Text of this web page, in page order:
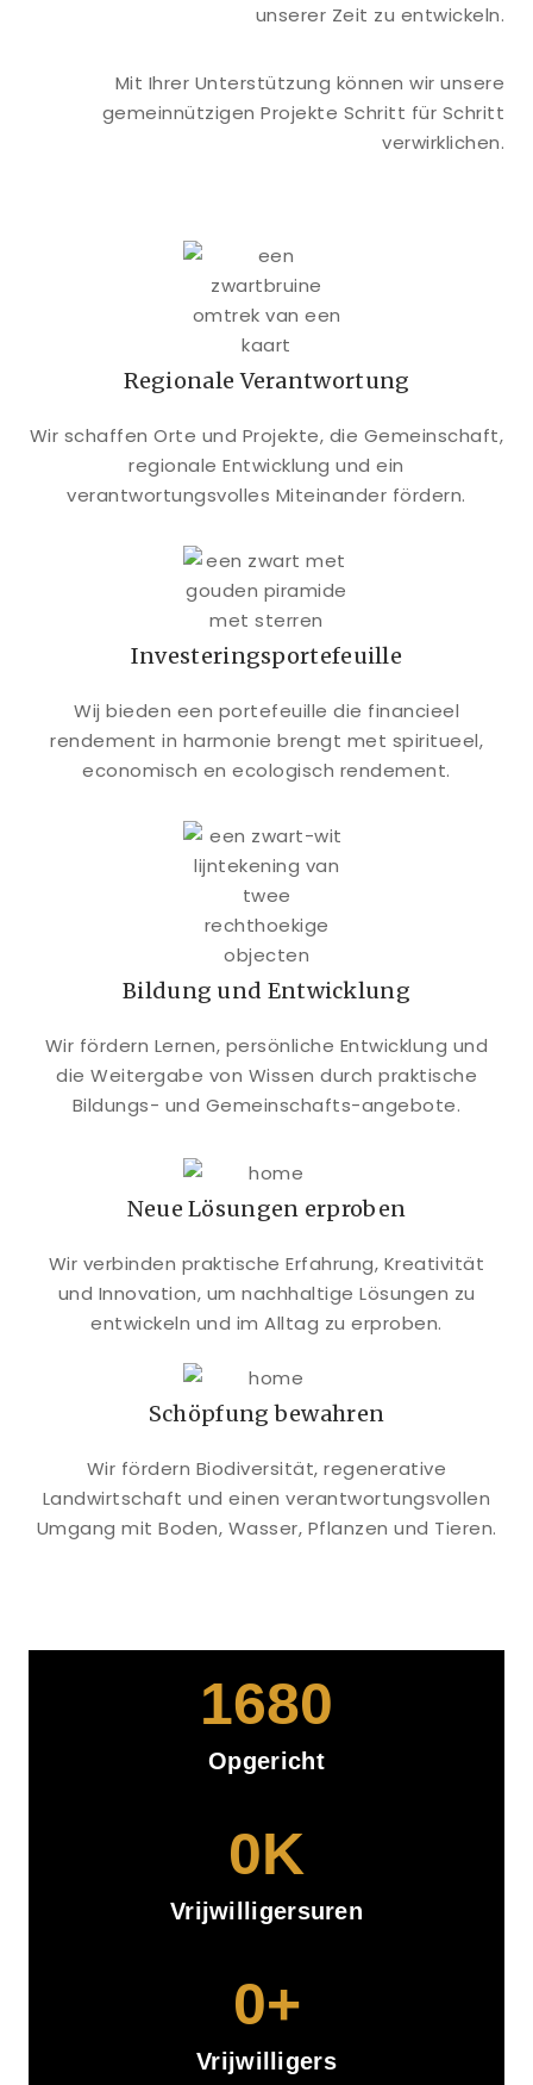
unserer Zeit zu entwickeln.
Mit Ihrer Unterstützung können wir unsere
gemeinnützigen Projekte Schritt für Schritt
verwirklichen.
Regionale Verantwortung
Wir schaffen Orte und Projekte, die Gemeinschaft,
regionale Entwicklung und ein
verantwortungsvolles Miteinander fördern.
Investeringsportefeuille
Wij bieden een portefeuille die financieel
rendement in harmonie brengt met spiritueel,
economisch en ecologisch rendement.
Bildung und Entwicklung
Wir fördern Lernen, persönliche Entwicklung und
die Weitergabe von Wissen durch praktische
Bildungs- und Gemeinschafts-angebote.
Neue Lösungen erproben
Wir verbinden praktische Erfahrung, Kreativität
und Innovation, um nachhaltige Lösungen zu
entwickeln und im Alltag zu erproben.
Schöpfung bewahren
Wir fördern Biodiversität, regenerative
Landwirtschaft und einen verantwortungsvollen
Umgang mit Boden, Wasser, Pflanzen und Tieren.
Opgericht
1680
Vrijwilligersuren
0K
Vrijwilligers
0+